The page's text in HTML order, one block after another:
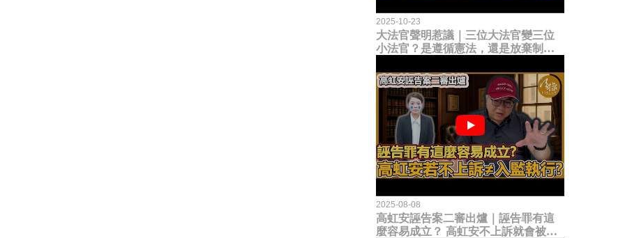
2025-10-23
大法官聲明惹議｜三位大法官變三位
小法官？是遵循憲法，還是放棄制衡
2025-08-08
高虹安誣告案二審出爐｜誣告罪有這
麼容易成立？ 高虹安不上訴就會被